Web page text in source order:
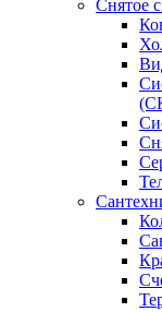
Снятое